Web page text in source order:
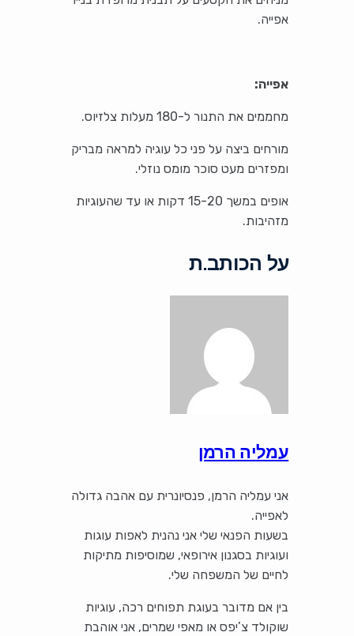
אפייה.
אפייה:
מחממים את התנור ל-180 מעלות צלזיוס.
מורחים ביצה על פני כל עוגיה למראה מבריק
ומפזרים מעט סוכר מומס נוזלי.
אופים במשך 15-20 דקות או עד שהעוגיות
מזהיבות.
על הכותב.ת
עמליה הרמן
אני עמליה הרמן, פנסיונרית עם אהבה גדולה
לאפייה.
בשעות הפנאי שלי אני נהנית לאפות עוגות
ועוגיות בסגנון אירופאי, שמוסיפות מתיקות
לחיים של המשפחה שלי.
בין אם מדובר בעוגת תפוחים רכה, עוגיות
שוקולד צ’יפס או מאפי שמרים, אני אוהבת